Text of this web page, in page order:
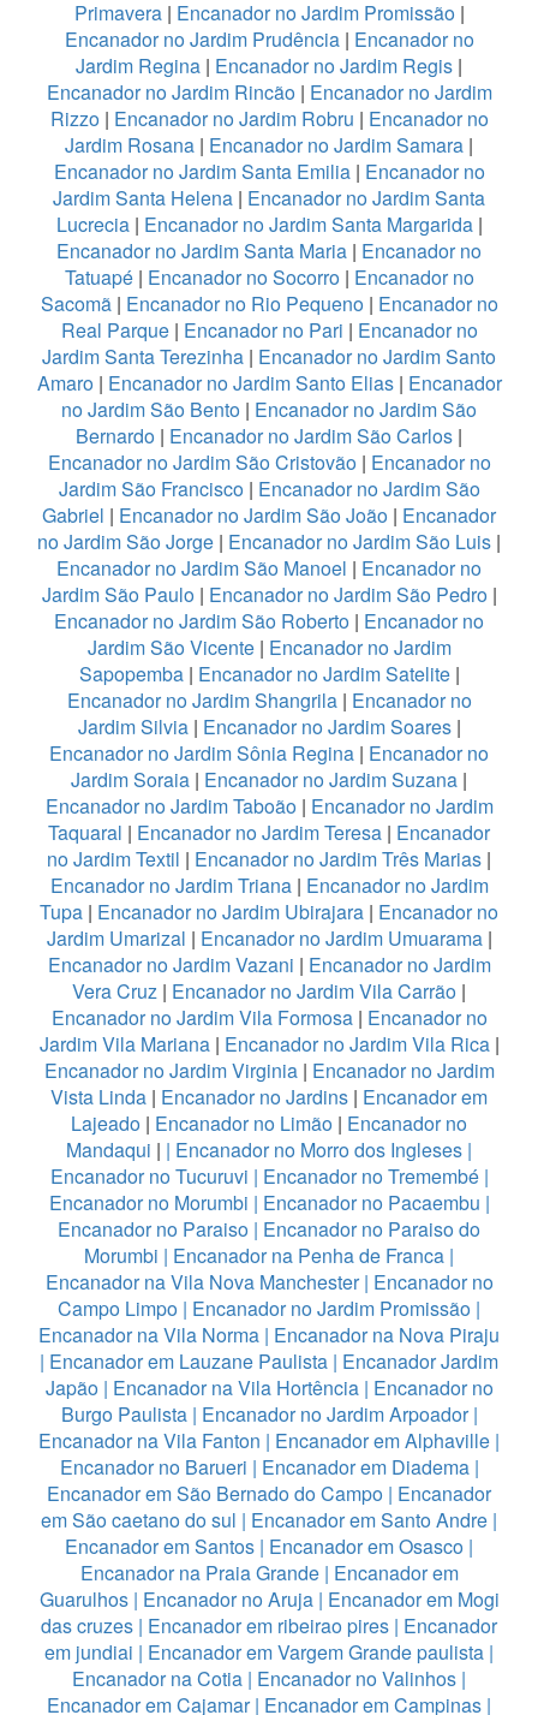
Primavera| Encanador no Jardim Promissão|
Encanador no Jardim Prudência| Encanador no
Jardim Regina | Encanador no Jardim Regis |
Encanador no Jardim Rincão| Encanador no Jardim
Rizzo| Encanador no Jardim Robru | Encanador no
Jardim Rosana | Encanador no Jardim Samara |
Encanador no Jardim Santa Emilia| Encanador no
Jardim Santa Helena | Encanador no Jardim Santa
Lucrecia| Encanador no Jardim Santa Margarida|
Encanador no Jardim Santa Maria | Encanador no
Tatuapé| Encanador no Socorro| Encanador no
Sacomã| Encanador no Rio Pequeno| Encanador no
Real Parque| Encanador no Pari | Encanador no
Jardim Santa Terezinha | Encanador no Jardim Santo
Amaro| Encanador no Jardim Santo Elias| Encanador
no Jardim São Bento | Encanador no Jardim São
Bernardo | Encanador no Jardim São Carlos |
Encanador no Jardim São Cristovão| Encanador no
Jardim São Francisco| Encanador no Jardim São
Gabriel | Encanador no Jardim São João | Encanador
no Jardim São Jorge | Encanador no Jardim São Luis |
Encanador no Jardim São Manoel | Encanador no
Jardim São Paulo| Encanador no Jardim São Pedro|
Encanador no Jardim São Roberto | Encanador no
Jardim São Vicente| Encanador no Jardim
Sapopemba| Encanador no Jardim Satelite|
Encanador no Jardim Shangrila| Encanador no
Jardim Silvia| Encanador no Jardim Soares|
Encanador no Jardim Sônia Regina | Encanador no
Jardim Soraia | Encanador no Jardim Suzana |
Encanador no Jardim Taboão| Encanador no Jardim
Taquaral | Encanador no Jardim Teresa | Encanador
no Jardim Textil | Encanador no Jardim Três Marias |
Encanador no Jardim Triana| Encanador no Jardim
Tupa | Encanador no Jardim Ubirajara | Encanador no
Jardim Umarizal | Encanador no Jardim Umuarama|
Encanador no Jardim Vazani | Encanador no Jardim
Vera Cruz | Encanador no Jardim Vila Carrão |
Encanador no Jardim Vila Formosa| Encanador no
Jardim Vila Mariana| Encanador no Jardim Vila Rica|
Encanador no Jardim Virginia| Encanador no Jardim
Vista Linda | Encanador no Jardins | Encanador em
Lajeado | Encanador no Limão | Encanador no
Mandaqui | | Encanador no Morro dos Ingleses |
Encanador no Tucuruvi | Encanador no Tremembé|
Encanador no Morumbi | Encanador no Pacaembu |
Encanador no Paraiso | Encanador no Paraiso do
Morumbi | Encanador na Penha de Franca |
Encanador na Vila Nova Manchester| Encanador no
Campo Limpo | Encanador no Jardim Promissão |
Encanador na Vila Norma | Encanador na Nova Piraju
| Encanador em Lauzane Paulista | Encanador Jardim
Japão| Encanador na Vila Hortência| Encanador no
Burgo Paulista| Encanador no Jardim Arpoador|
Encanador na Vila Fanton | Encanador em Alphaville |
Encanador no Barueri | Encanador em Diadema|
Encanador em São Bernado do Campo | Encanador
em São caetano do sul | Encanador em Santo Andre |
Encanador em Santos | Encanador em Osasco |
Encanador na Praia Grande| Encanador em
Guarulhos| Encanador no Aruja| Encanador em Mogi
das cruzes | Encanador em ribeirao pires | Encanador
em jundiai | Encanador em Vargem Grande paulista |
Encanador na Cotia | Encanador no Valinhos |
Encanador em Cajamar| Encanador em Campinas |